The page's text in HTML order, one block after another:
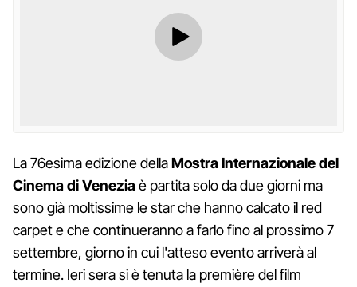
La 76esima edizione dellaMostra Internazionale del
Cinema di Veneziaè partita solo da due giorni ma
sono già moltissime le star che hanno calcato il red
carpet e che continueranno a farlo fino al prossimo 7
settembre, giorno in cui l'atteso evento arriverà al
termine. Ieri sera si è tenuta la première del film